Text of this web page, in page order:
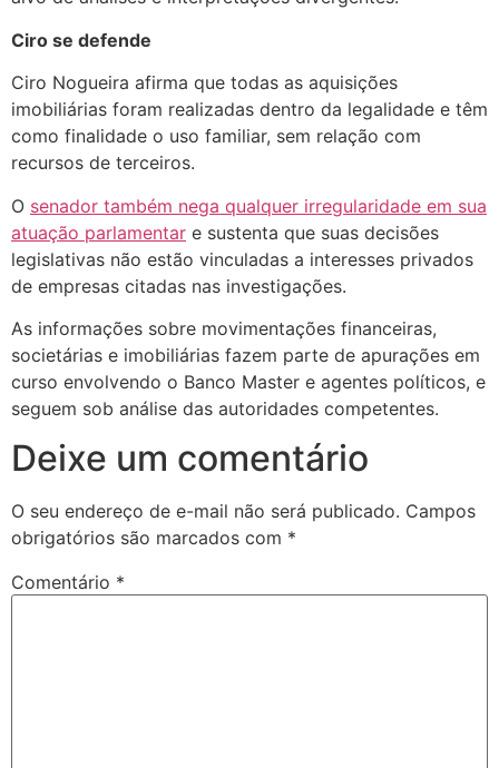
Ciro se defende
Ciro Nogueira afirma que todas as aquisições
imobiliárias foram realizadas dentro da legalidade e têm
como finalidade o uso familiar, sem relação com
recursos de terceiros.
O senador também nega qualquer irregularidade em sua
atuação parlamentar e sustenta que suas decisões
legislativas não estão vinculadas a interesses privados
de empresas citadas nas investigações.
As informações sobre movimentações financeiras,
societárias e imobiliárias fazem parte de apurações em
curso envolvendo o Banco Master e agentes políticos, e
seguem sob análise das autoridades competentes.
Deixe um comentário
O seu endereço de e-mail não será publicado. Campos
obrigatórios são marcados com *
Comentário *